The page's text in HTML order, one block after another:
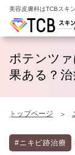
美容皮膚科はTCBスキ
ポテンツ
果ある？
トップページ
#ニキビ跡治療